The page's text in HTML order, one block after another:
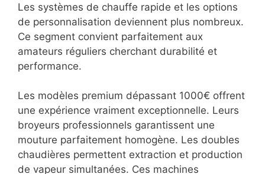
Les systèmes de chauffe rapide et les options
de personnalisation deviennent plus nombreux.
Ce segment convient parfaitement aux
amateurs réguliers cherchant durabilité et
performance.
Les modèles premium dépassant 1000€ offrent
une expérience vraiment exceptionnelle. Leurs
broyeurs professionnels garantissent une
mouture parfaitement homogène. Les doubles
chaudières permettent extraction et production
de vapeur simultanées. Ces machines